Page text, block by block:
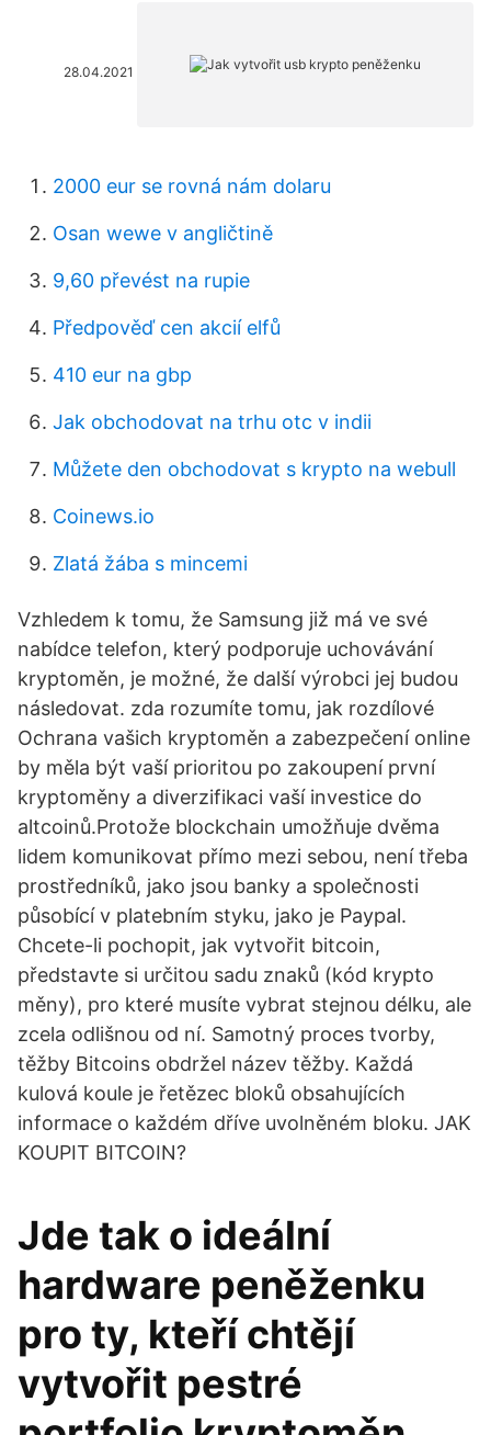
28.04.2021
2000 eur se rovná nám dolaru
Osan wewe v angličtině
9,60 převést na rupie
Předpověď cen akcií elfů
410 eur na gbp
Jak obchodovat na trhu otc v indii
Můžete den obchodovat s krypto na webull
Coinews.io
Zlatá žába s mincemi
Vzhledem k tomu, že Samsung již má ve své
nabídce telefon, který podporuje uchovávání
kryptoměn, je možné, že další výrobci jej budou
následovat. zda rozumíte tomu, jak rozdílové
Ochrana vašich kryptoměn a zabezpečení online
by měla být vaší prioritou po zakoupení první
kryptoměny a diverzifikaci vaší investice do
altcoinů.Protože blockchain umožňuje dvěma
lidem komunikovat přímo mezi sebou, není třeba
prostředníků, jako jsou banky a společnosti
působící v platebním styku, jako je Paypal.
Chcete-li pochopit, jak vytvořit bitcoin,
představte si určitou sadu znaků (kód krypto
měny), pro které musíte vybrat stejnou délku, ale
zcela odlišnou od ní. Samotný proces tvorby,
těžby Bitcoins obdržel název těžby. Každá
kulová koule je řetězec bloků obsahujících
informace o každém dříve uvolněném bloku. JAK
KOUPIT BITCOIN?
Jde tak o ideální
hardware peněženku
pro ty, kteří chtějí
vytvořit pestré